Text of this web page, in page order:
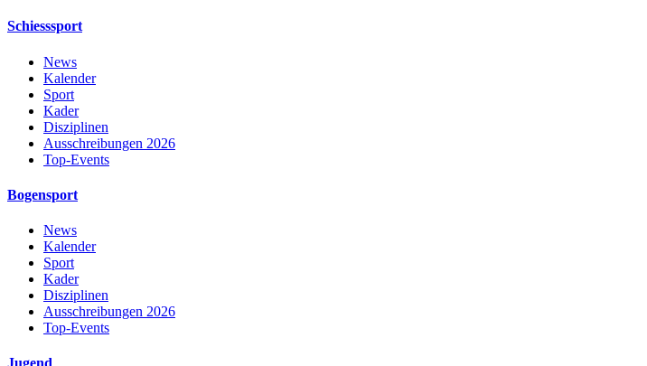
Schiesssport
News
Kalender
Sport
Kader
Disziplinen
Ausschreibungen 2026
Top-Events
Bogensport
News
Kalender
Sport
Kader
Disziplinen
Ausschreibungen 2026
Top-Events